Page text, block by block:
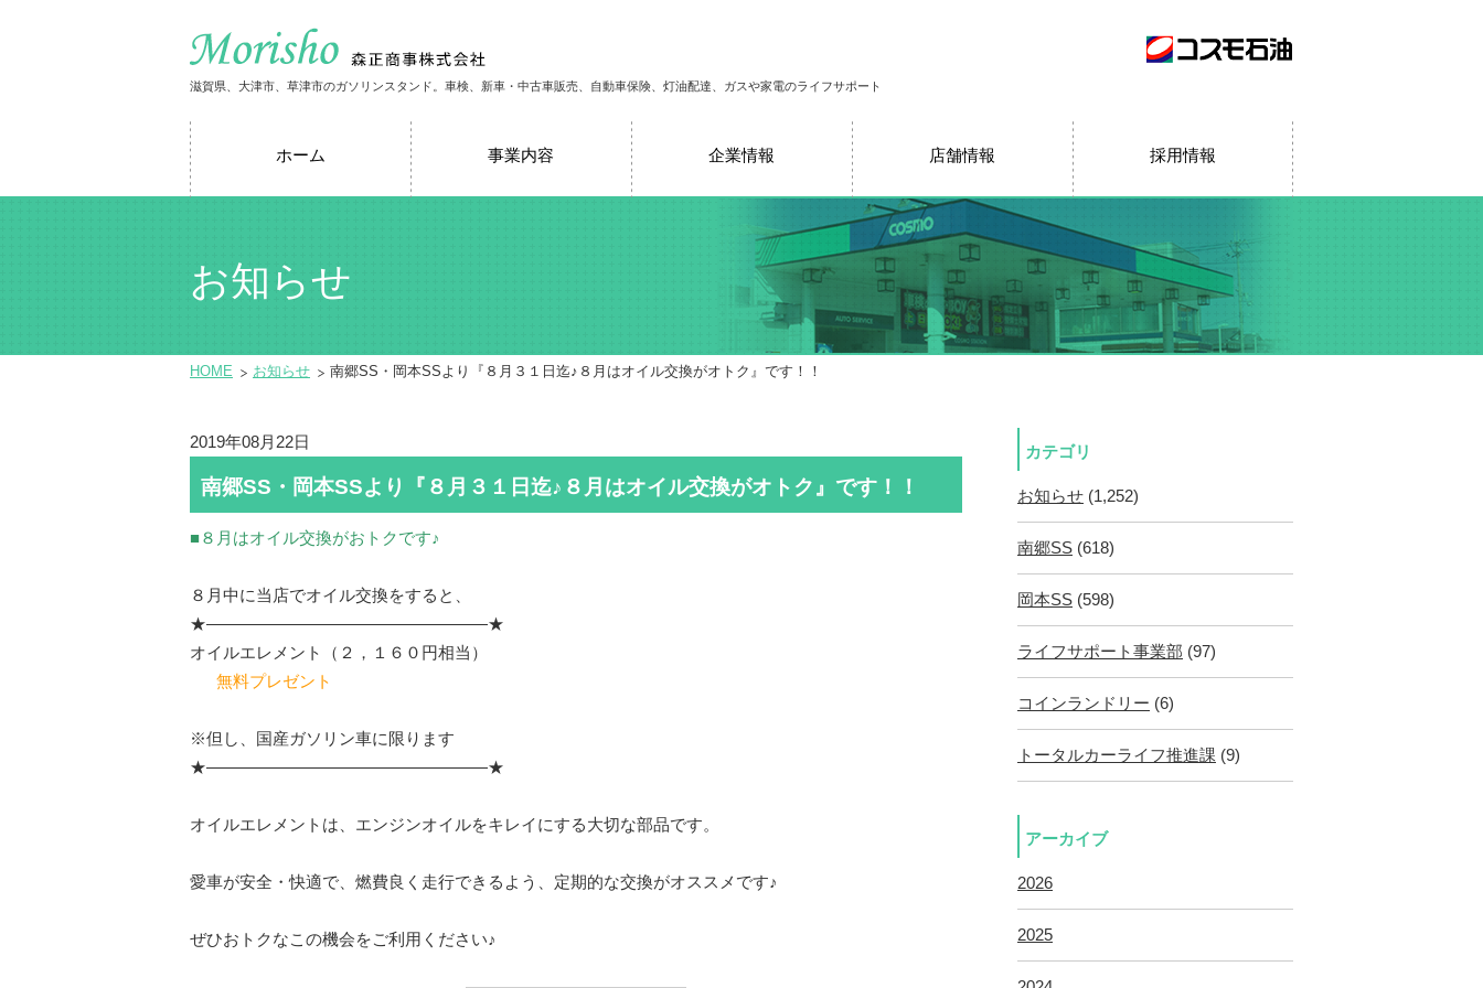
滋賀県、大津市、草津市のガソリンスタンド。車検、新車・中古車販売、自動車保険、灯油配達、ガスや家電のライフサポート
ホーム 事業内容 企業情報 店舗情報 採用情報
お知らせ
HOME お知らせ 南郷SS・岡本SSより『８月３１日迄♪８月はオイル交換がオトク』です！！
2019年08月22日
南郷SS・岡本SSより『８月３１日迄♪８月はオイル交換がオトク』です！！
■８月はオイル交換がおトクです♪
８月中に当店でオイル交換をすると、
★—————————————————★
オイルエレメント（２，１６０円相当）
無料プレゼント
※但し、国産ガソリン車に限ります
★—————————————————★
オイルエレメントは、エンジンオイルをキレイにする大切な部品です。
愛車が安全・快適で、燃費良く走行できるよう、定期的な交換がオススメです♪
ぜひおトクなこの機会をご利用ください♪
カテゴリ
お知らせ (1,252)
南郷SS (618)
岡本SS (598)
ライフサポート事業部 (97)
コインランドリー (6)
トータルカーライフ推進課 (9)
アーカイブ
2026
2025